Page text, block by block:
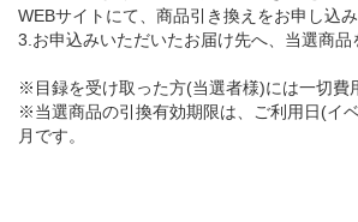
WEBサイトにて、商品引き換えをお申し込み
3.お申込みいただいたお届け先へ、当選商品
※目録を受け取った方(当選者様)には一切費
※当選商品の引換有効期限は、ご利用日(イ
月です。